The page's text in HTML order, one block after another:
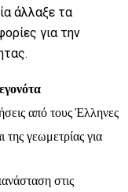
άλλαξε τα
για την
από τους Έλληνες
της γεωμετρίας για
στις